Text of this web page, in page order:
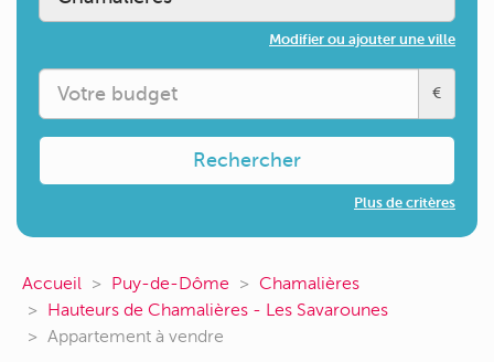
Modifier ou ajouter une ville
€
Rechercher
Plus de critères
Accueil Puy-de-Dôme
Chamalières
Hauteurs de Chamalières - Les Savarounes
Appartement à vendre